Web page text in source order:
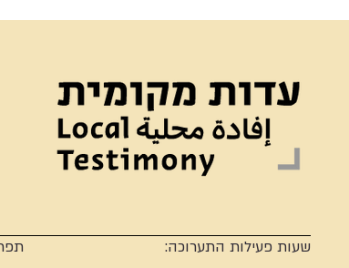
שעות פעילות התערוכה: